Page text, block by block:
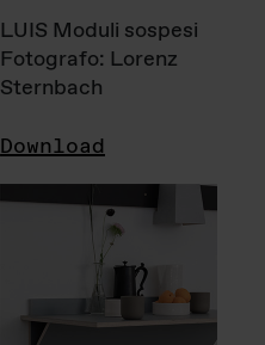
LUIS Moduli sospesi
Fotografo: Lorenz
Sternbach
Download